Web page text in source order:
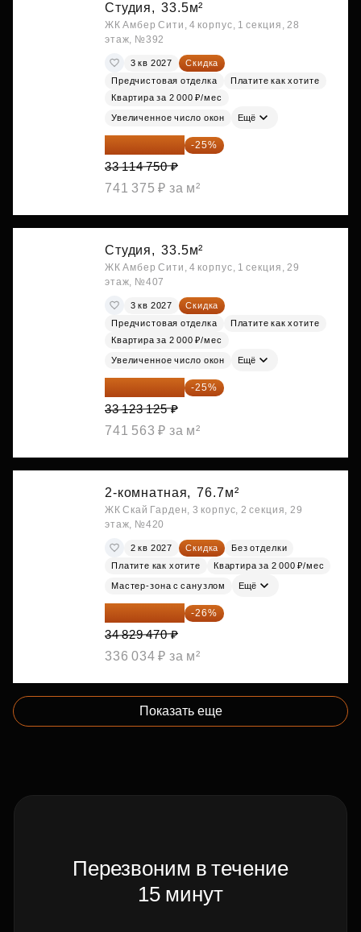
Студия, 33.5м²
ЖК Амбер Сити, 4 корпус, 1 секция, 28
этаж, №392
3 кв 2027
Скидка
Предчистовая отделка
Платите как хотите
Квартира за 2 000 ₽/мес
Увеличенное число окон Ещё
24 836 063 ₽ -25%
33 114 750 ₽
741 375 ₽ за м²
Студия, 33.5м²
ЖК Амбер Сити, 4 корпус, 1 секция, 29
этаж, №407
3 кв 2027
Скидка
Предчистовая отделка
Платите как хотите
Квартира за 2 000 ₽/мес
Увеличенное число окон Ещё
24 842 344 ₽ -25%
33 123 125 ₽
741 563 ₽ за м²
2-комнатная, 76.7м²
ЖК Скай Гарден, 3 корпус, 2 секция, 29
этаж, №420
2 кв 2027 Скидка
Без отделки
Платите как хотите
Квартира за 2 000 ₽/мес
Мастер-зона с санузлом Ещё
25 773 808 ₽ -26%
34 829 470 ₽
336 034 ₽ за м²
Показать еще
Перезвоним в течение
15 минут